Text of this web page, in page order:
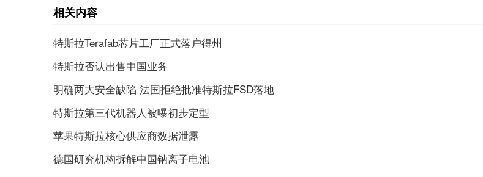
相关内容
特斯拉Terafab芯片工厂正式落户得州
特斯拉否认出售中国业务
明确两大安全缺陷 法国拒绝批准特斯拉FSD落地
特斯拉第三代机器人被曝初步定型
苹果特斯拉核心供应商数据泄露
德国研究机构拆解中国钠离子电池